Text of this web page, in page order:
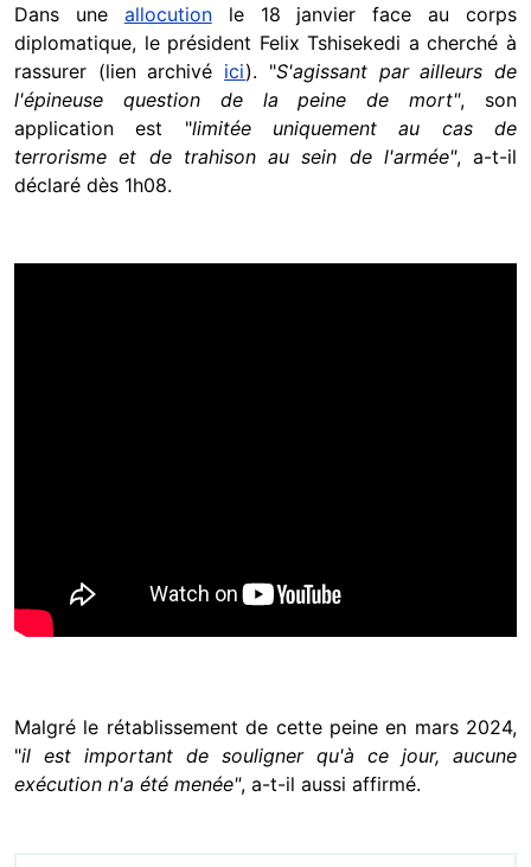
Dans une allocutionle 18 janvier face au corps
diplomatique, le président Felix Tshisekedi a cherché à
rassurer (lien archivé ici). "S'agissant par ailleurs de
l'épineuse question de la peine de mort", son
application est "limitée uniquement au cas de
terrorisme et de trahison au sein de l'armée", a-t-il
déclaré dès 1h08.
Malgré le rétablissement de cette peine en mars 2024,
"il est important de souligner qu'à ce jour, aucune
exécution n'a été menée", a-t-il aussi affirmé.